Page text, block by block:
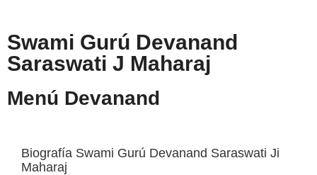
Swami Gurú Devanand
Saraswati J Maharaj
Menú Devanand
Biografía Swami Gurú Devanand Saraswati Ji
Maharaj